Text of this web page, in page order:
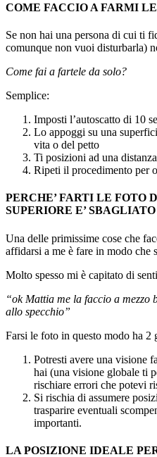
COME FACCIO A FARMI
Se non hai una persona di cui ti
comunque non vuoi disturbarla)
Come fai a fartele da solo?
Semplice:
Imposti l’autoscatto di 10
Lo appoggi su una
vita o del petto
Ti posizioni ad una
Ripeti il procedimento per
PERCHE’ FARTI LE FOTO
SUPERIORE E’ SBAGLIATO
Una delle primissime cose che
affidarsi a me è fare in modo che
Molto spesso mi è capitato di
“ok Mattia me la faccio a mezzo
allo specchio”
Farsi le foto in questo modo ha 2
Potresti avere una visione
hai (una visione globale ti
rischiare errori che potevi
Si rischia di assumere
trasparire eventuali
importanti.
LA POSIZIONE IDEALE